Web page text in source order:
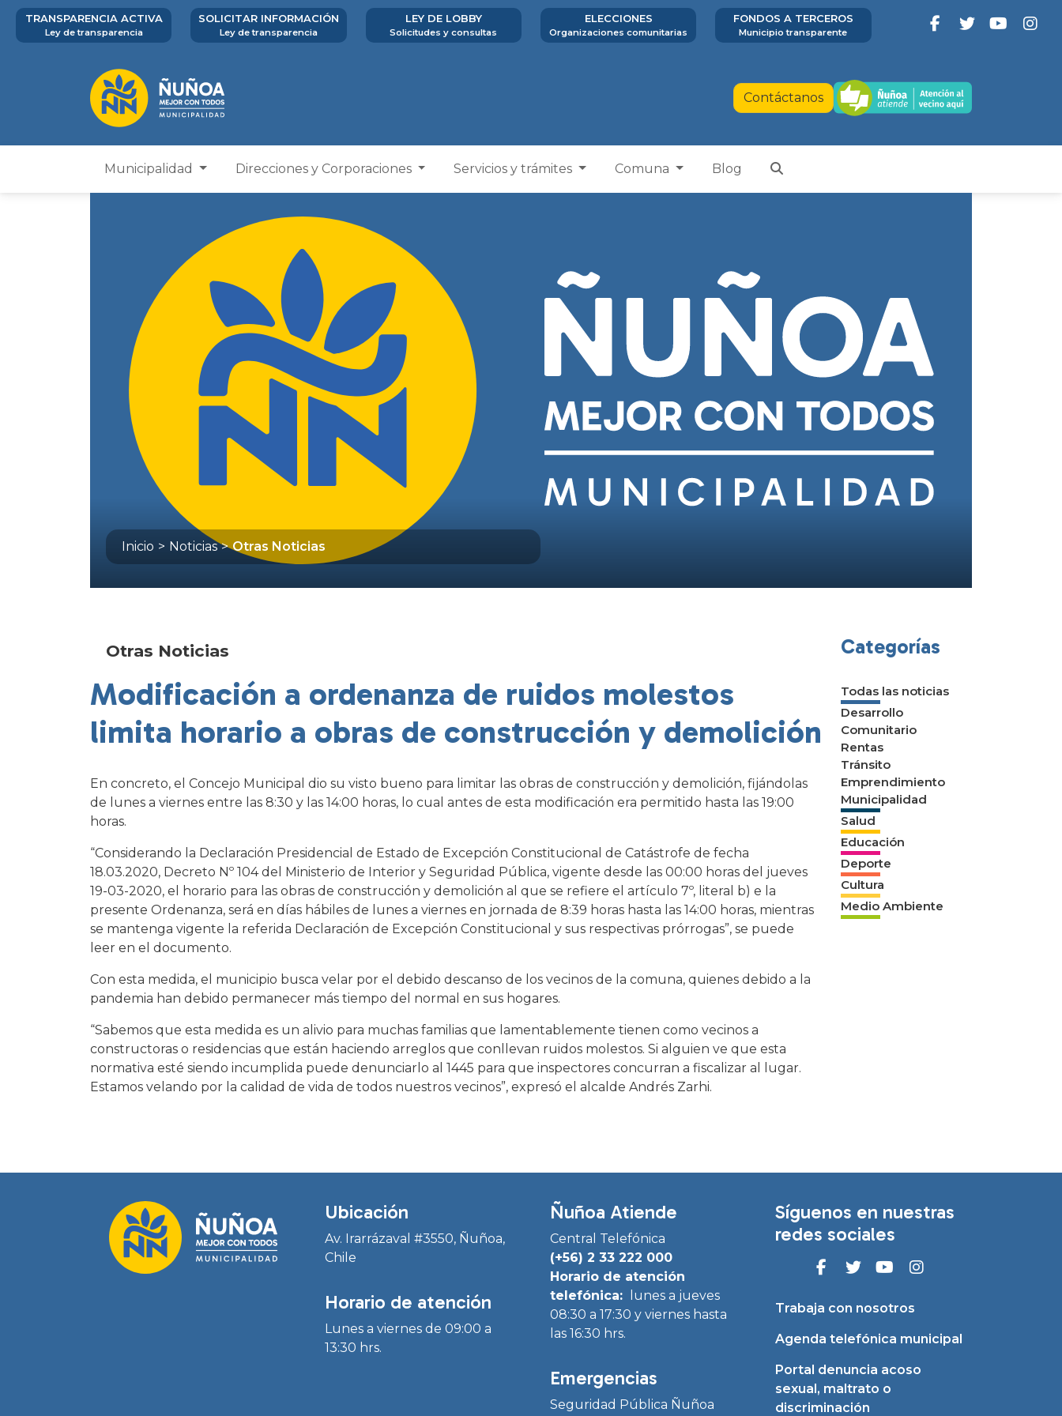
TRANSPARENCIA ACTIVA
Ley de transparencia
SOLICITAR INFORMACIÓN
Ley de transparencia
LEY DE LOBBY
Solicitudes y consultas
ELECCIONES
Organizaciones comunitarias
FONDOS A TERCEROS
Municipio transparente
Contáctanos
Municipalidad Direcciones y Corporaciones Servicios y trámites Comuna Blog
Inicio > Noticias > Otras Noticias
Otras Noticias
Modificación a ordenanza de ruidos molestos
limita horario a obras de construcción y demolición
En concreto, el Concejo Municipal dio su visto bueno para limitar las obras de construcción y demolición, fijándolas
de lunes a viernes entre las 8:30 y las 14:00 horas, lo cual antes de esta modificación era permitido hasta las 19:00
horas.
“Considerando la Declaración Presidencial de Estado de Excepción Constitucional de Catástrofe de fecha
18.03.2020, Decreto Nº 104 del Ministerio de Interior y Seguridad Pública, vigente desde las 00:00 horas del jueves
19-03-2020, el horario para las obras de construcción y demolición al que se refiere el artículo 7º, literal b) e la
presente Ordenanza, será en días hábiles de lunes a viernes en jornada de 8:39 horas hasta las 14:00 horas, mientras
se mantenga vigente la referida Declaración de Excepción Constitucional y sus respectivas prórrogas”, se puede
leer en el documento.
Con esta medida, el municipio busca velar por el debido descanso de los vecinos de la comuna, quienes debido a la
pandemia han debido permanecer más tiempo del normal en sus hogares.
“Sabemos que esta medida es un alivio para muchas familias que lamentablemente tienen como vecinos a
constructoras o residencias que están haciendo arreglos que conllevan ruidos molestos. Si alguien ve que esta
normativa esté siendo incumplida puede denunciarlo al 1445 para que inspectores concurran a fiscalizar al lugar.
Estamos velando por la calidad de vida de todos nuestros vecinos”, expresó el alcalde Andrés Zarhi.
Categorías
Todas las noticias
Desarrollo
Comunitario
Rentas
Tránsito
Emprendimiento
Municipalidad
Salud
Educación
Deporte
Cultura
Medio Ambiente
Ubicación
Av. Irarrázaval #3550, Ñuñoa,
Chile
Horario de atención
Lunes a viernes de 09:00 a
13:30 hrs.
Ñuñoa Atiende
Central Telefónica
(+56) 2 33 222 000
Horario de atención
telefónica:
lunes a jueves
08:30 a 17:30 y viernes hasta
las 16:30 hrs.
Emergencias
Seguridad Pública Ñuñoa
Síguenos en nuestras
redes sociales
Trabaja con nosotros
Agenda telefónica municipal
Portal denuncia acoso
sexual, maltrato o
discriminación